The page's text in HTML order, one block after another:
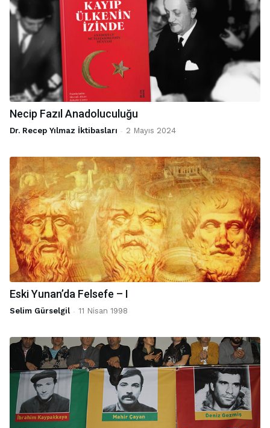
Necip Fazıl Anadoluculuğu
Dr. Recep Yılmaz İktibasları - 2 Mayıs 2024
Eski Yunan’da Felsefe – I
Selim Gürselgil - 11 Nisan 1998